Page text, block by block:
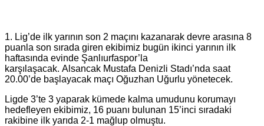
1. Lig’de ilk yarının son 2 maçını kazanarak devre arasına 8
puanla son sırada giren ekibimiz bugün ikinci yarının ilk
haftasında evinde Şanlıurfaspor’la
karşılaşacak. Alsancak Mustafa Denizli Stadı’nda saat
20.00’de başlayacak maçı Oğuzhan Uğurlu yönetecek.
Ligde 3’te 3 yaparak kümede kalma umudunu korumayı
hedefleyen ekibimiz, 16 puanı bulunan 15’inci sıradaki
rakibine ilk yarıda 2-1 mağlup olmuştu.